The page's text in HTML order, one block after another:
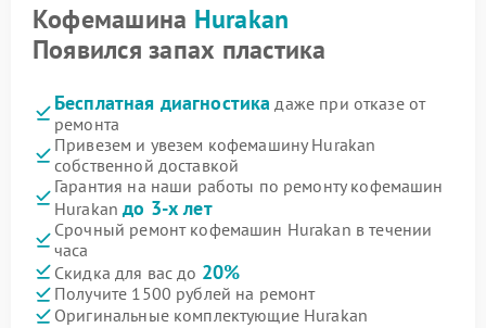
Кофемашина Hurakan
Появился запах пластика
Бесплатная диагностика даже при отказе от
ремонта
Привезем и увезем кофемашину Hurakan
собственной доставкой
Гарантия на наши работы по ремонту кофемашин
Hurakanдо 3-х лет
Срочный ремонт кофемашин Hurakan в течении
часа
Скидка для вас до 20%
Получите 1500 рублей на ремонт
Оригинальные комплектующие Hurakan